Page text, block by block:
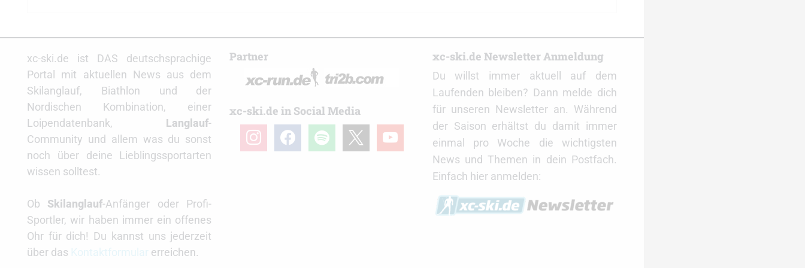
xc-ski.de ist DAS deutschsprachige
Portal mit aktuellen News aus dem
Skilanglauf, Biathlon und der
Nordischen Kombination, einer
Loipendatenbank, Langlauf-
Community und allem was du sonst
noch über deine Lieblingssportarten
wissen solltest.
Ob Skilanglauf-Anfänger oder Profi-
Sportler, wir haben immer ein offenes
Ohr für dich! Du kannst uns jederzeit
über das
erreichen.
Partner
xc-ski.de in Social Media
instagramfacebookspotify youtube
xc-ski.de Newsletter Anmeldung
Du willst immer aktuell auf dem
Laufenden bleiben? Dann melde dich
für unseren Newsletter an. Während
der Saison erhältst du damit immer
einmal pro Woche die wichtigsten
News und Themen in dein Postfach.
Einfach hier anmelden: